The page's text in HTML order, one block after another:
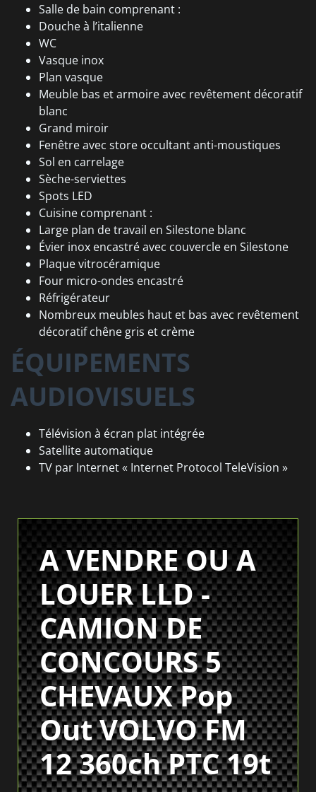
Salle de bain comprenant :
Douche à l’italienne
WC
Vasque inox
Plan vasque
Meuble bas et armoire avec revêtement décoratif
blanc
Grand miroir
Fenêtre avec store occultant anti-moustiques
Sol en carrelage
Sèche-serviettes
Spots LED
Cuisine comprenant :
Large plan de travail en Silestone blanc
Évier inox encastré avec couvercle en Silestone
Plaque vitrocéramique
Four micro-ondes encastré
Réfrigérateur
Nombreux meubles haut et bas avec revêtement
décoratif chêne gris et crème
ÉQUIPEMENTS
AUDIOVISUELS
Télévision à écran plat intégrée
Satellite automatique
TV par Internet « Internet Protocol TeleVision »
A VENDRE OU A
LOUER LLD -
CAMION DE
CONCOURS 5
CHEVAUX Pop
Out VOLVO FM
12 360ch PTC 19t